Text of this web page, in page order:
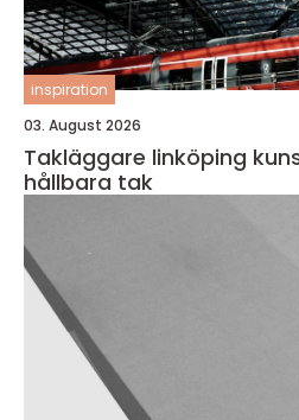
inspiration
03. August 2026
Takläggare linköping kunskap, trygghet och
hållbara tak